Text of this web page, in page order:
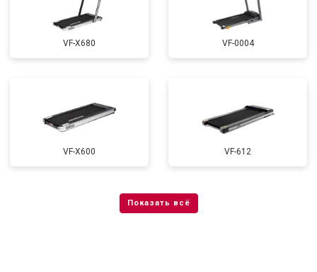
VF-X680 VF-0004
VF-X600 VF-612